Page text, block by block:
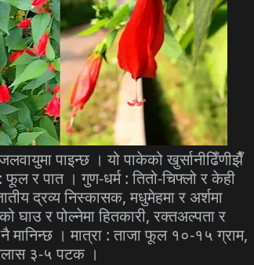
पाइन्छ । यो पाकेको खुर्सानीढिँणीझैँ
र पात । गुण-धर्म : तितो-चिफ्लो र केही
द्रव्य निस्कासक, मधुमेहमा र अर्शमा
घाउ र पोल्नेमा हितकारी, रक्तअल्पता र
मानिन्छ । मात्रा : ताजा फूल १०-१५ ग्राम,
३-५ पटक ।